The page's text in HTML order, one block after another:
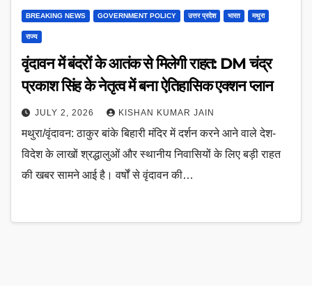
BREAKING NEWS GOVERNMENT POLICY उत्तर प्रदेश भारत मथुरा
राज्य
वृंदावन में बंदरों के आतंक से मिलेगी राहत: DM चंद्र
प्रकाश सिंह के नेतृत्व में बना ऐतिहासिक एक्शन प्लान
JULY 2, 2026 KISHAN KUMAR JAIN
मथुरा/वृंदावन: ठाकुर बांके बिहारी मंदिर में दर्शन करने आने वाले देश-
विदेश के लाखों श्रद्धालुओं और स्थानीय निवासियों के लिए बड़ी राहत
की खबर सामने आई है। वर्षों से वृंदावन की…